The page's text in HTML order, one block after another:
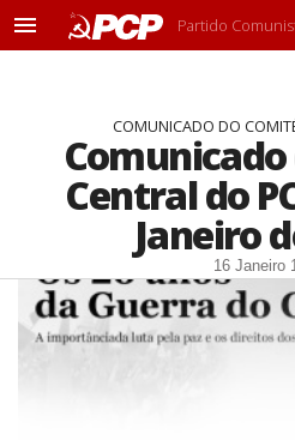
M
Partido
COMUNICADO DO
Central do
Janeiro
16 Janeiro